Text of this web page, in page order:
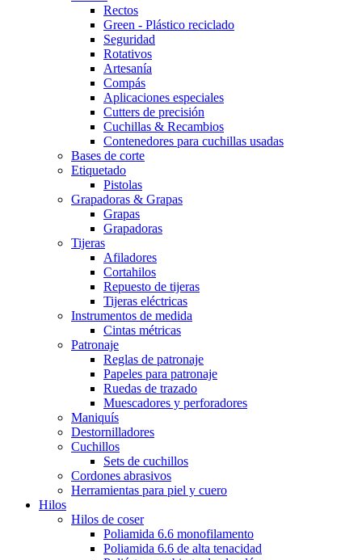
Rectos
Green - Plástico reciclado
Seguridad
Rotativos
Artesanía
Compás
Aplicaciones especiales
Cutters de precisión
Cuchillas & Recambios
Contenedores para cuchillas usadas
Bases de corte
Etiquetado
Pistolas
Grapadoras & Grapas
Grapas
Grapadoras
Tijeras
Afiladores
Cortahilos
Repuesto de tijeras
Tijeras eléctricas
Instrumentos de medida
Cintas métricas
Patronaje
Reglas de patronaje
Papeles para patronaje
Ruedas de trazado
Muescadores y perforadores
Maniquís
Destornilladores
Cuchillos
Sets de cuchillos
Cordones abrasivos
Herramientas para piel y cuero
Hilos
Hilos de coser
Poliamida 6.6 monofilamento
Poliamida 6.6 de alta tenacidad